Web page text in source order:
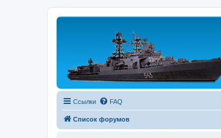
Ссылки FAQ
Список форумов